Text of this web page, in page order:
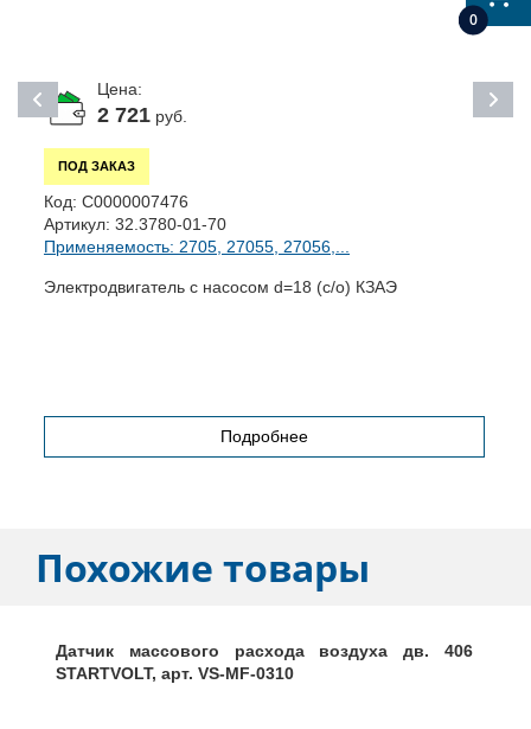
0
Цена:
2 721руб.
ПОД ЗАКАЗ
Код: С0000007476
Артикул: 32.3780-01-70
Применяемость: 2705, 27055, 27056,...
Электродвигатель с насосом d=18 (с/о) КЗАЭ
Подробнее
Похожие товары
Датчик массового расхода воздуха дв. 406
STARTVOLT, арт. VS-MF-0310